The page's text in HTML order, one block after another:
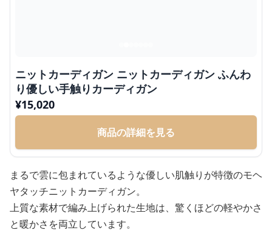
ニットカーディガン ニットカーディガン ふんわ
り優しい手触りカーディガン
¥15,020
商品の詳細を見る
まるで雲に包まれているような優しい肌触りが特徴のモヘ
ヤタッチニットカーディガン。
上質な素材で編み上げられた生地は、驚くほどの軽やかさ
と暖かさを両立しています。